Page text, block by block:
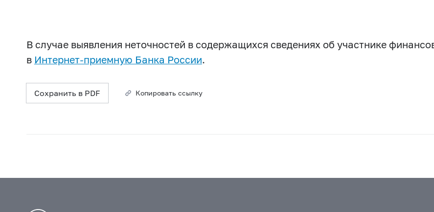
В случае выявления неточностей в содержащихся сведениях об участнике
в Интернет-приемную Банка России.
Сохранить в PDF Копировать ссылку